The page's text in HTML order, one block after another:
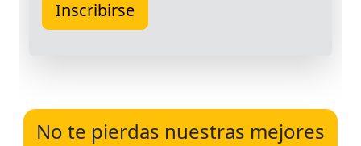
No te pierdas nuestras mejores